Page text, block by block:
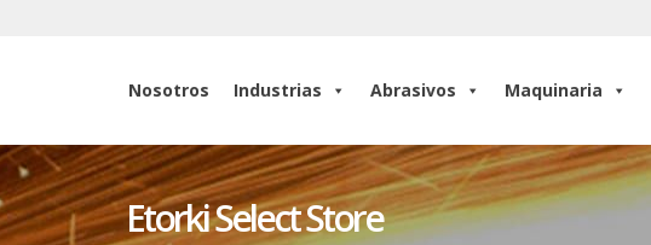
Nosotros Industrias Abrasivos Maquinaria
Etorki Select Store